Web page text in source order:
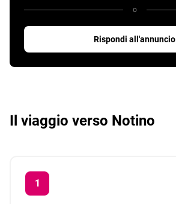
o
Rispondi all'annuncio
Il viaggio verso Notino